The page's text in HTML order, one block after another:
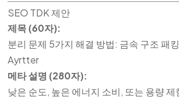
SEO TDK 제안
제목 (60자):
분리 문제 5가지 해결 방법: 금속 구조 패
Ayrtter
메타 설명 (280자):
낮은 순도, 높은 에너지 소비, 또는 용량